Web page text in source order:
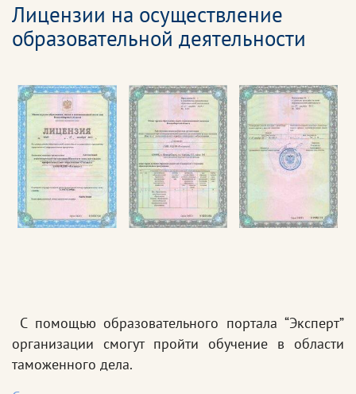
Лицензии на осуществление
образовательной деятельности
С помощью образовательного портала “Эксперт”
организации смогут пройти обучение в области
таможенного дела.